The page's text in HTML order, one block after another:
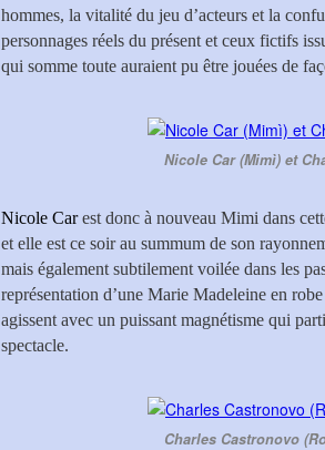
hommes, la vitalité du jeu d’acteurs et la
personnages réels du présent et ceux fictifs
qui somme toute auraient pu être jouées de
Nicole Car (Mimì) et
Nicole Carest donc à nouveau Mimi dans
et elle est ce soir au summum de son
mais également subtilement voilée dans les
représentation d’une Marie Madeleine en
agissent avec un puissant magnétisme qui
spectacle.
Charles Castronovo